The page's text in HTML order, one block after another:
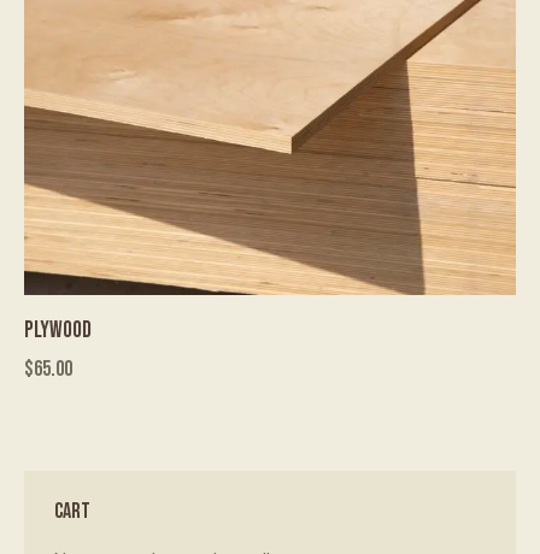
PLYWOOD
$65.00
CART